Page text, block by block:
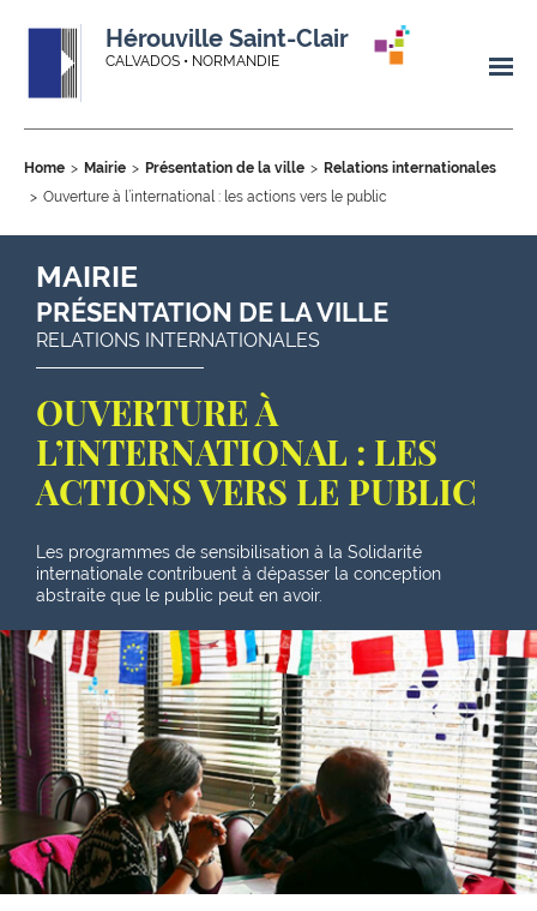
Hérouville Saint-Clair
CALVADOS • NORMANDIE
Home Mairie Présentation de la ville
Relations internationales
Ouverture à l’international : les actions vers le public
MAIRIE
PRÉSENTATION DE LA VILLE
RELATIONS INTERNATIONALES
OUVERTURE À
L’INTERNATIONAL : LES
ACTIONS VERS LE PUBLIC
Les programmes de sensibilisation à la Solidarité
internationale contribuent à dépasser la conception
abstraite que le public peut en avoir.